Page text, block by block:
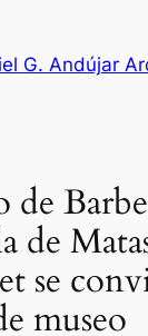
G. Andújar
de
de
se
museo